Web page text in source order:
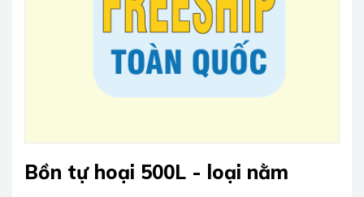
Bồn tự hoại 500L - loại nằm